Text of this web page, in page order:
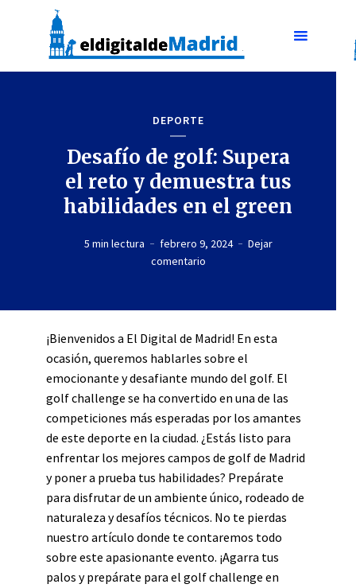
DEPORTE
Desafío de golf: Supera
el reto y demuestra tus
habilidades en el green
5 min lectura febrero 9, 2024
Dejar
comentario
¡Bienvenidos a El Digital de Madrid! En esta
ocasión, queremos hablarles sobre el
emocionante y desafiante mundo del golf. El
golf challenge se ha convertido en una de las
competiciones más esperadas por los amantes
de este deporte en la ciudad. ¿Estás listo para
enfrentar los mejores campos de golf de Madrid
y poner a prueba tus habilidades? Prepárate
para disfrutar de un ambiente único, rodeado de
naturaleza y desafíos técnicos. No te pierdas
nuestro artículo donde te contaremos todo
sobre este apasionante evento. ¡Agarra tus
palos y prepárate para el golf challenge en